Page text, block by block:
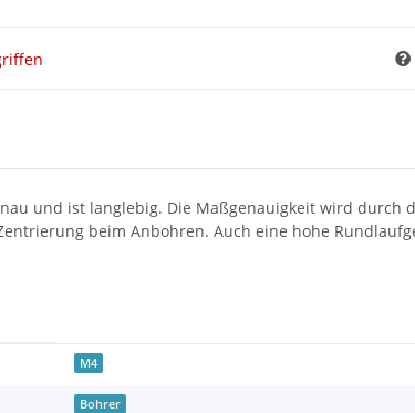
und ist langlebig. Die Maßgenauigkeit wird durch
beim Anbohren. Auch eine hohe
M4
Bohrer